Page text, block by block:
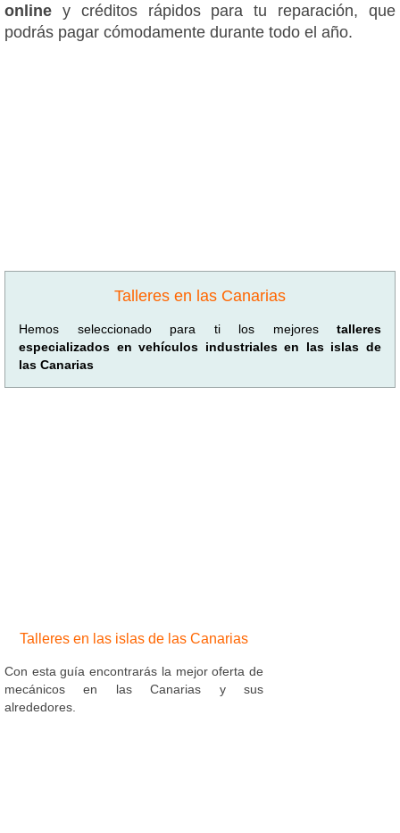
online y créditos rápidos para tu reparación, que
podrás pagar cómodamente durante todo el año.
Talleres en las Canarias
Hemos seleccionado para ti los mejores talleres
especializados en vehículos industriales en las islas de
las Canarias
Talleres en las islas de las Canarias
Con esta guía encontrarás la mejor oferta de
mecánicos en las Canarias y sus
alrededores.